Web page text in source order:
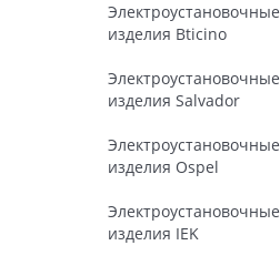
Электроустановочные
изделия Bticino
Электроустановочные
изделия Salvador
Электроустановочные
изделия Ospel
Электроустановочные
изделия IEK